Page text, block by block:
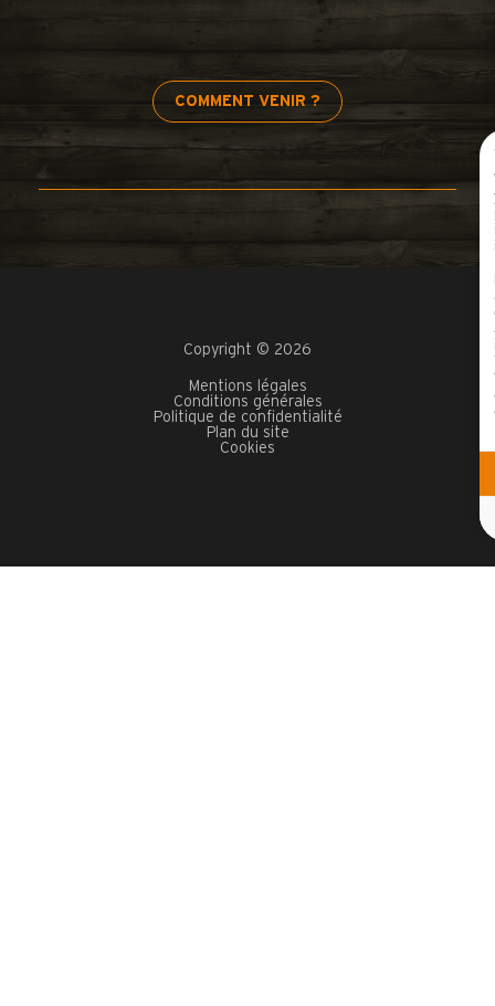
COMMENT VENIR ?
Copyright © 2026
Mentions légales
Conditions générales
Politique de confidentialité
Plan du site
Cookies